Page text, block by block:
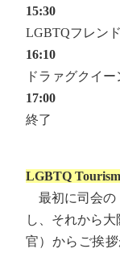
15:30
LGBTQフレン
16:10
ドラァグクイ
17:00
終了
LGBTQ
最初に司会の
し、それから
官）からご挨